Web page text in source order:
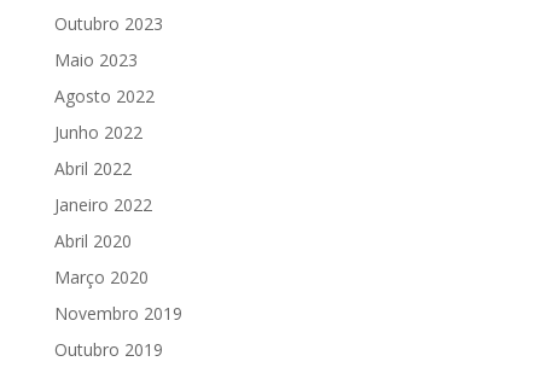
Outubro 2023
Maio 2023
Agosto 2022
Junho 2022
Abril 2022
Janeiro 2022
Abril 2020
Março 2020
Novembro 2019
Outubro 2019